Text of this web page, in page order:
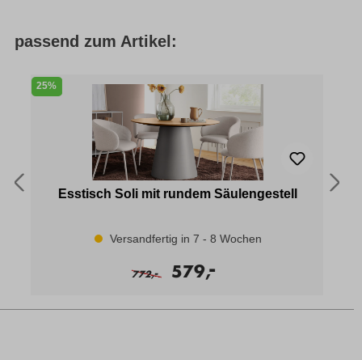
passend zum Artikel:
25%
Esstisch Soli mit rundem Säulengestell
Versandfertig in 7 - 8 Wochen
772,
- 579,
-